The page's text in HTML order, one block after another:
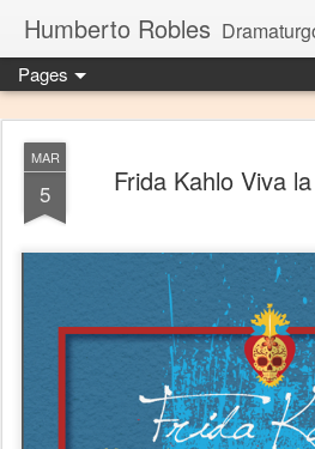
Humberto Robles Dramaturgo y
Pages
MAR
5 Frida Kahlo Viva